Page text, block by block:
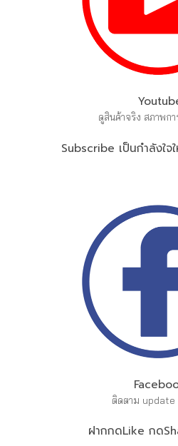
ดูสินค้าจริง สภาพกา
Subscribe เป็นกำลังใจ
ติดตาม update
ฝากกดLike กด